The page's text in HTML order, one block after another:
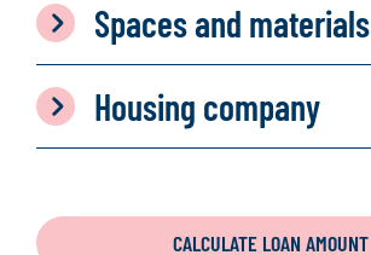
Spaces and materials
Housing company
CALCULATE LOAN AMOUNT